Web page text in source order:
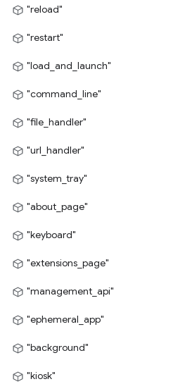
"reload"
"restart"
"load_and_launch"
"command_line"
"file_handler"
"url_handler"
"system_tray"
"about_page"
"keyboard"
"extensions_page"
"management_api"
"ephemeral_app"
"background"
"kiosk"